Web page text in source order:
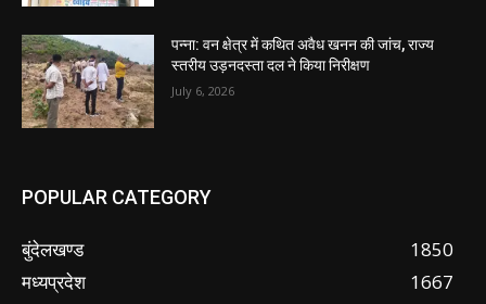
पन्ना: वन क्षेत्र में कथित अवैध खनन की जांच, राज्य
स्तरीय उड़नदस्ता दल ने किया निरीक्षण
July 6, 2026
POPULAR CATEGORY
बुंदेलखण्ड
1850
मध्यप्रदेश
1667